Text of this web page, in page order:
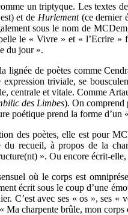
un triptyque. Les textes de
et de Hurlement(ce dernier
sous le nom de
le « Vivre » et « l’Ecrire »
du jour ».
lignée de poètes comme
triviale, se
centrale et vitale. Comme
des Limbes). On comprend
poétique prend la forme
des poètes, elle est pour
du recueil, à propos de la
». Ou encore écrit-
où le corps est
écrit sous le coup d’une
C’est avec ses « os », ses
Ma charpente brûle, mon corps